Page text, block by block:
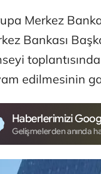
Merkez
Bankası
edilmesinin
Haberlerimizi
Gelişmelerden anında